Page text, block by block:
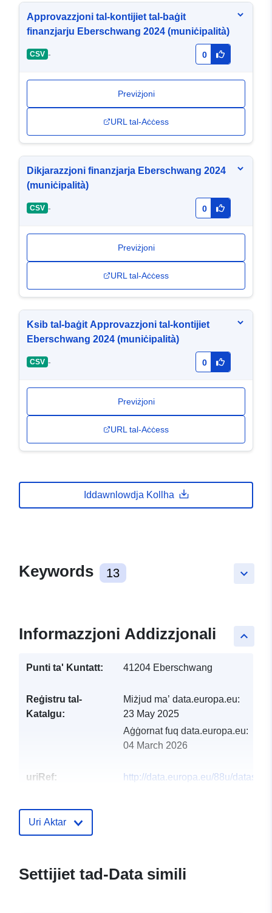
Approvazzjoni tal-kontijiet tal-baġit
finanzjarju Eberschwang 2024 (muniċipalità)
CSV - 0
Previżjoni
URL tal-Aċċess
Dikjarazzjoni finanzjarja Eberschwang 2024
(muniċipalità)
CSV - 0
Previżjoni
URL tal-Aċċess
Ksib tal-baġit Approvazzjoni tal-kontijiet
Eberschwang 2024 (muniċipalità)
CSV - 0
Previżjoni
URL tal-Aċċess
Iddawnlowdja Kollha
keyboard_arrow_down
Keywords 13
keyboard_arrow_up
Informazzjoni Addizzjonali
Punti ta' Kuntatt: 41204 Eberschwang
Reġistru tal-
Katalgu:
Miżjud ma’ data.europa.eu:
23 May 2025
Aġġornat fuq data.europa.eu:
04 March 2026
uriRef:
http://data.europa.eu/88u/
Uri Aktar
Settijiet tad-Data simili